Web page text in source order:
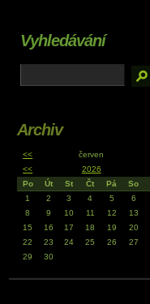
Vyhledávání
Archiv
<< červen
<<
2026
Po
Út St Čt Pá So
1
2 3 4 5 6
8
9 10 11 12 13
15
16 17 18 19 20
22
23 24 25 26 27
29
30